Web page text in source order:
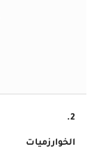
2.
الخوارزميات